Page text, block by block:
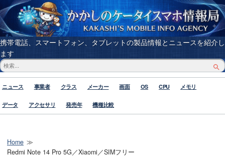
携帯電話、スマートフォン、タブレットの製品情報とニュースを紹介し
ます
ニュース 事業者 クラス メーカー 画面 OS CPU メモリ
データ アクセサリ 発売年 機種比較
Home
Redmi Note 14 Pro 5G／Xiaomi／SIMフリー